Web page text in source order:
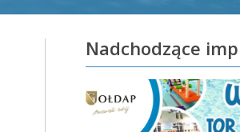
Nadchodzące